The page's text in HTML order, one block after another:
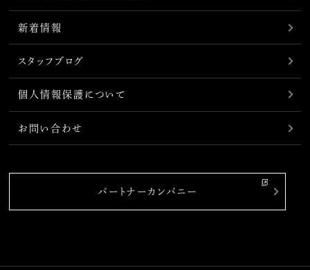
新着情報
スタッフブログ
個人情報保護について
お問い合わせ
パートナーカンパニー